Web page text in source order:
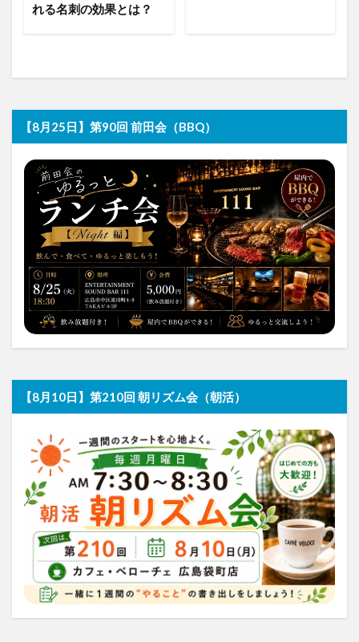
れる名刺の効果とは？
【8月25日】第90回 前田会（BBQ）
【8月10日】第210回 朝リズム会（朝活）